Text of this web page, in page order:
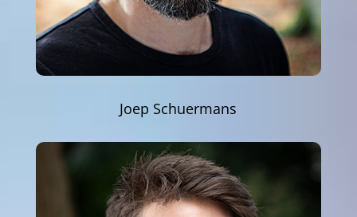
Joep Schuermans